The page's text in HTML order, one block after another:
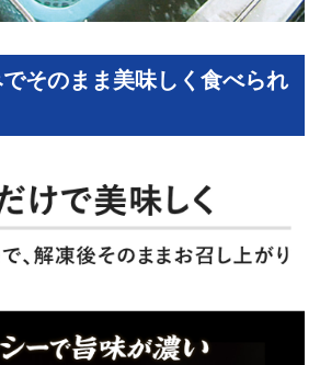
そのまま美味しく食べられ